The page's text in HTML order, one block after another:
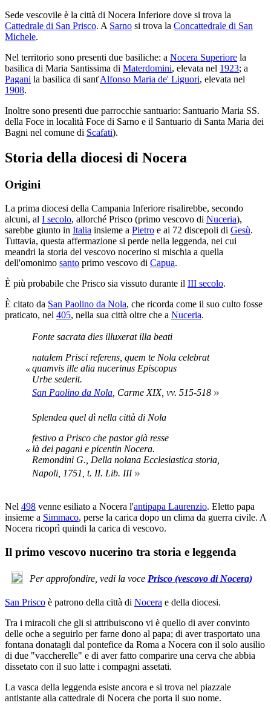
Sede vescovile è la città di Nocera Inferiore dove si trova la
Cattedrale di San Prisco. A Sarno si trova la Concattedrale di San
Michele.
Nel territorio sono presenti due basiliche: a Nocera Superiore la
basilica di Maria Santissima di Materdomini, elevata nel 1923; a
Pagani la basilica di sant'Alfonso Maria de' Liguori, elevata nel
1908.
Inoltre sono presenti due parrocchie santuario: Santuario Maria SS.
della Foce in località Foce di Sarno e il Santuario di Santa Maria dei
Bagni nel comune di Scafati).
Storia della diocesi di Nocera
Origini
La prima diocesi della Campania Inferiore risalirebbe, secondo
alcuni, al I secolo, allorché Prisco (primo vescovo di Nuceria),
sarebbe giunto in Italia insieme a Pietro e ai 72 discepoli di Gesù.
Tuttavia, questa affermazione si perde nella leggenda, nei cui
meandri la storia del vescovo nocerino si mischia a quella
dell'omonimo santo primo vescovo di Capua.
È più probabile che Prisco sia vissuto durante il III secolo.
È citato da San Paolino da Nola, che ricorda come il suo culto fosse
praticato, nel 405, nella sua città oltre che a Nuceria.
«
Fonte sacrata dies illuxerat illa beati
natalem Prisci referens, quem te Nola celebrat
quamvis ille alia nucerinus Episcopus
Urbe sederit.
San Paolino da Nola Carme XIX, vv. 515-518 »
«
Splendea quel dì nella città di Nola
festivo a Prisco che pastor già resse
là dei pagani e picentin Nocera.
Remondini G., Della nolana Ecclesiastica storia
Napoli, 1751, t. II. Lib. III »
Nel 498 venne esiliato a Nocera l'antipapa Laurenzio. Eletto papa
insieme a Simmaco, perse la carica dopo un clima da guerra civile. A
Nocera ricoprì quindi la carica di vescovo.
Il primo vescovo nucerino tra storia e leggenda
Per approfondire, vedi la voce Prisco (vescovo di Nocera)
San Prisco è patrono della città di Nocera e della diocesi.
Tra i miracoli che gli si attribuiscono vi è quello di aver convinto
delle oche a seguirlo per farne dono al papa; di aver trasportato una
fontana donatagli dal pontefice da Roma a Nocera con il solo ausilio
di due "vaccherelle" e di aver fatto comparire una cerva che abbia
dissetato con il suo latte i compagni assetati.
La vasca della leggenda esiste ancora e si trova nel piazzale
antistante alla cattedrale di Nocera che porta il suo nome.